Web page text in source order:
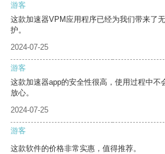
游客
这款加速器VPM应用程序已经为我们带来了
护。
2024-07-25
游客
这款加速器app的安全性很高，使用过程中不
放心。
2024-07-25
游客
这款软件的价格非常实惠，值得推荐。